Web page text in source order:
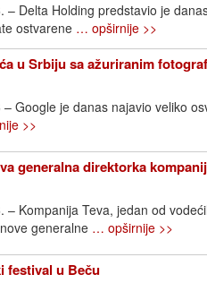
– Delta Holding predstavio je
ostvarene … opširnije >>
u Srbiju sa ažuriranim
Google je danas najavio veliko
>>
generalna direktorka
– Kompanija Teva, jedan od
generalne … opširnije >>
festival u Beču